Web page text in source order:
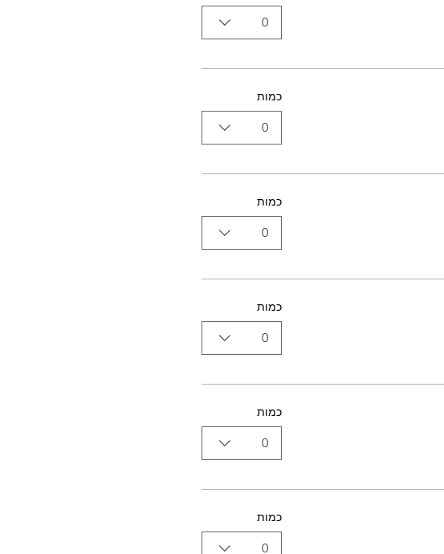
0
כמות
0
כמות
0
כמות
0
כמות
0
כמות
0